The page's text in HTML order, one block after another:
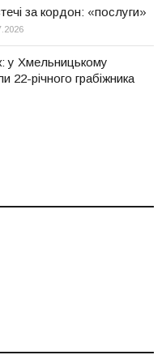
за кордон: «послуги»
у Хмельницькому
22-річного грабіжника